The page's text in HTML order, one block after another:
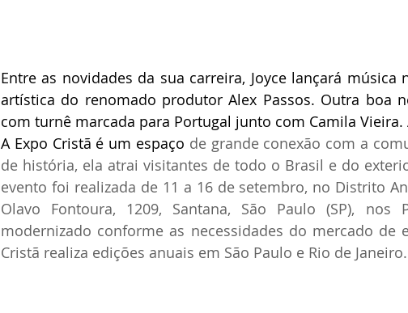
Entre as novidades da sua carreira, Joyce lançará música
artística do renomado produtor Alex Passos. Outra boa
com turnê marcada para Portugal junto com Camila
A Expo Cristã é um espaço de grande conexão com a
de história, ela atrai visitantes de todo o Brasil e do
evento foi realizada de 11 a 16 de setembro, no Distrito
Olavo Fontoura, 1209, Santana, São Paulo (SP),
modernizado conforme as necessidades do mercado de
Cristã realiza edições anuais em São Paulo e Rio de Janeiro.